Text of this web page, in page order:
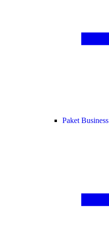
Paket Business